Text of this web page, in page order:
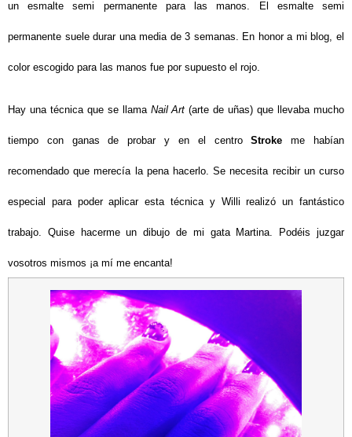
un esmalte semi permanente para las manos. El esmalte semi
permanente suele durar una media de 3 semanas. En honor a mi blog, el
color escogido para las manos fue por supuesto el rojo.
Hay una técnica que se llama Nail Art (arte de uñas) que llevaba mucho
tiempo con ganas de probar y en el centroStroke me habían
recomendado que merecía la pena hacerlo. Se necesita recibir un curso
especial para poder aplicar esta técnica y Willi realizó un fantástico
trabajo. Quise hacerme un dibujo de mi gata Martina. Podéis juzgar
vosotros mismos ¡a mí me encanta!